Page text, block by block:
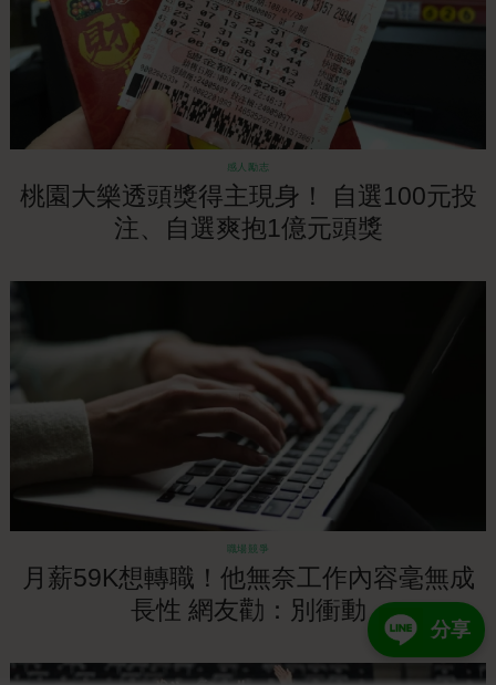
分享
感人勵志
桃園大樂透頭獎得主現身！ 自選100元投
注、自選爽抱1億元頭獎
職場競爭
月薪59K想轉職！他無奈工作內容毫無成
長性 網友勸：別衝動